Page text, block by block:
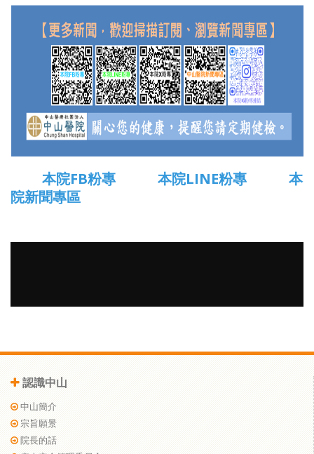
本院FB粉專 本院LINE粉專
本
院新聞專區
認識中山
中山簡介
宗旨願景
院長的話